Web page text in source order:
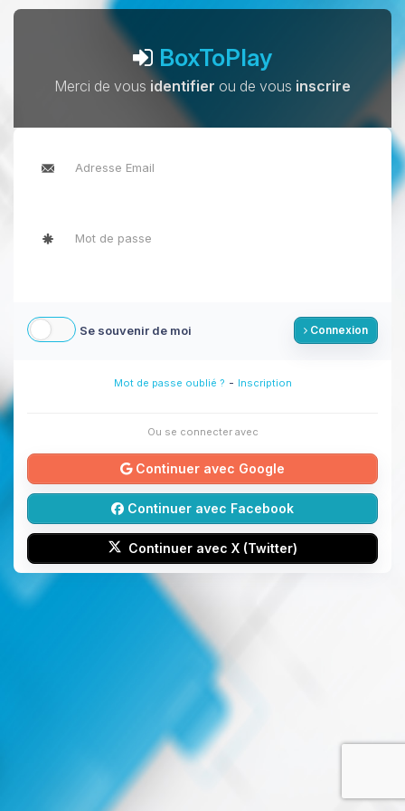
BoxToPlay
Merci de vous identifier ou de vous inscrire
Se souvenir de moi Connexion
Mot de passe oublié ? - Inscription
Ou se connecter avec
Continuer avec Google
Continuer avec Facebook
Continuer avec X (Twitter)